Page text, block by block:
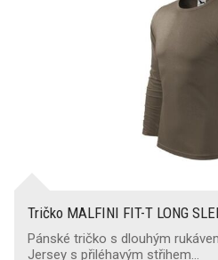
Tričko MALFINI FIT-T LONG
Pánské tričko s dlouhým
Jersey s přiléhavým střihem…